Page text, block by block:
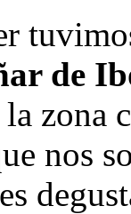
de
zona
nos